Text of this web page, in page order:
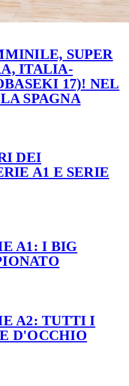
SUPER
ITALIA-
17)! NEL
SPAGNA
DEI
A1 E SERIE
A1: I BIG
A2: TUTTI I
D'OCCHIO